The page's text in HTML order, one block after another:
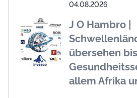
04.08.2026
J O Hambro |
übersehen
allem Afrika